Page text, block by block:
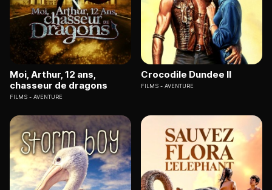
Moi, Arthur, 12 ans,
chasseur de dragons
FILMS AVENTURE
Crocodile Dundee II
FILMS AVENTURE